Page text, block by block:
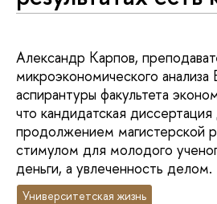
Александр Карпов,
микроэкономического
аспирантуры факультета
что кандидатская
продолжением магистерской
стимулом для молодого
деньги, а увлеченность делом.
Университетская жизнь